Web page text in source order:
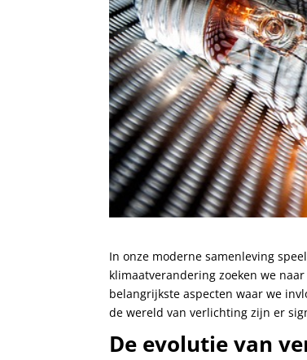
In onze moderne samenleving
klimaatverandering zoeken we
belangrijkste aspecten waar we
de wereld van verlichting zijn er
De evolutie van